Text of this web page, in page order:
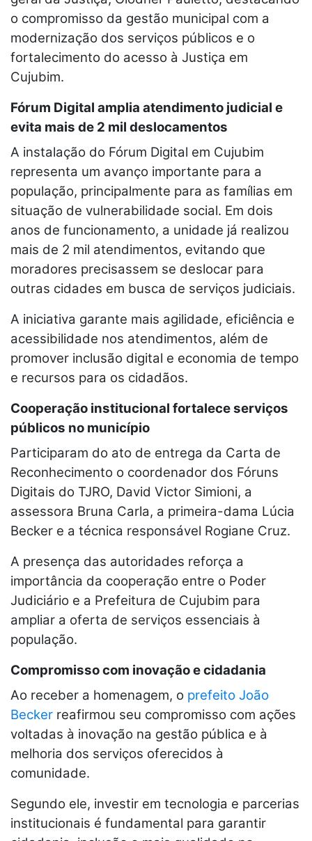
o compromisso da gestão municipal com a
modernização dos serviços públicos e o
fortalecimento do acesso à Justiça em
Cujubim.
Fórum Digital amplia atendimento judicial e
evita mais de 2 mil deslocamentos
A instalação do Fórum Digital em Cujubim
representa um avanço importante para a
população, principalmente para as famílias em
situação de vulnerabilidade social. Em dois
anos de funcionamento, a unidade já realizou
mais de 2 mil atendimentos, evitando que
moradores precisassem se deslocar para
outras cidades em busca de serviços judiciais.
A iniciativa garante mais agilidade, eficiência e
acessibilidade nos atendimentos, além de
promover inclusão digital e economia de tempo
e recursos para os cidadãos.
Cooperação institucional fortalece serviços
públicos no município
Participaram do ato de entrega da Carta de
Reconhecimento o coordenador dos Fóruns
Digitais do TJRO, David Victor Simioni, a
assessora Bruna Carla, a primeira-dama Lúcia
Becker e a técnica responsável Rogiane Cruz.
A presença das autoridades reforça a
importância da cooperação entre o Poder
Judiciário e a Prefeitura de Cujubim para
ampliar a oferta de serviços essenciais à
população.
Compromisso com inovação e cidadania
Ao receber a homenagem, o prefeito João
Becker reafirmou seu compromisso com ações
voltadas à inovação na gestão pública e à
melhoria dos serviços oferecidos à
comunidade.
Segundo ele, investir em tecnologia e parcerias
institucionais é fundamental para garantir